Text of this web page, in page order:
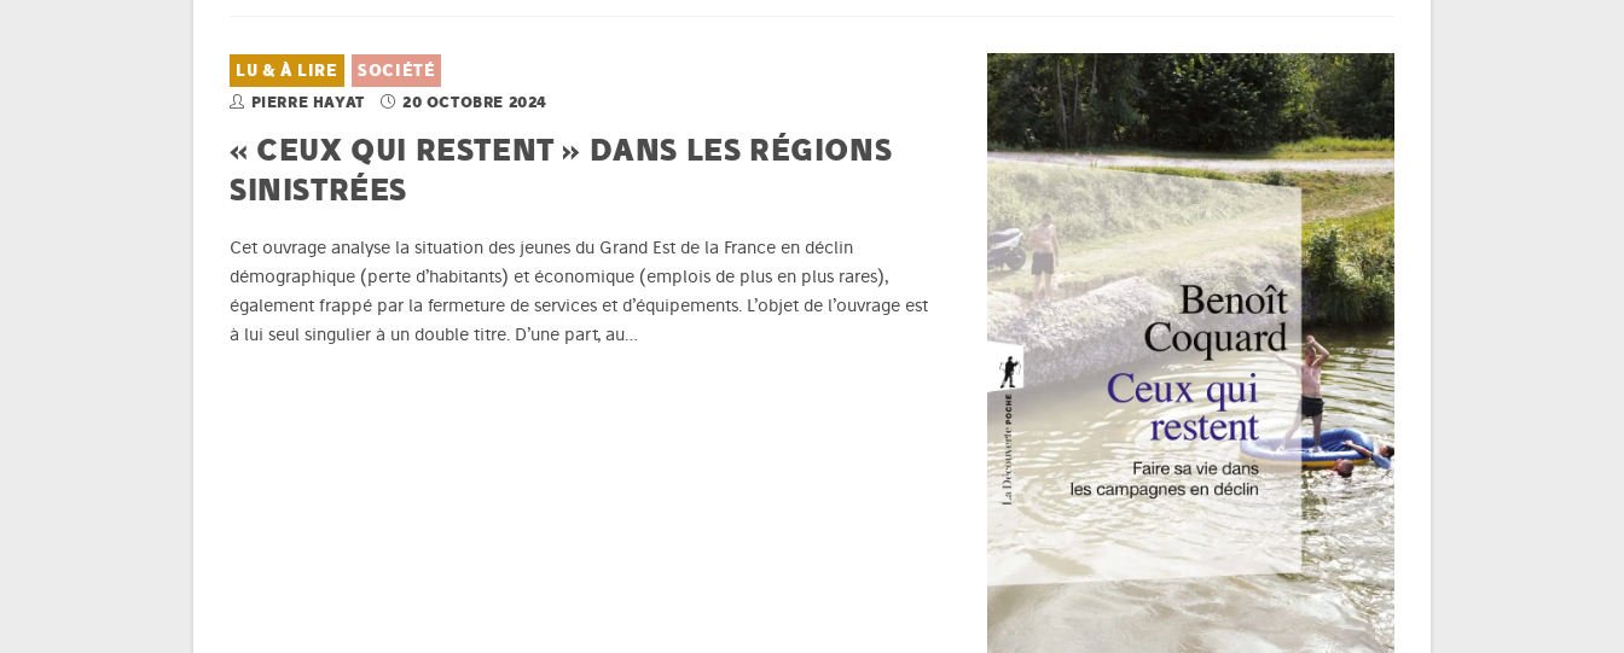
LU & À LIRE SOCIÉTÉ
PIERRE HAYAT 20 OCTOBRE 2024
« CEUX QUI RESTENT » DANS LES RÉGIONS
SINISTRÉES
Cet ouvrage analyse la situation des jeunes du Grand Est de la France en déclin
démographique (perte d’habitants) et économique (emplois de plus en plus rares),
également frappé par la fermeture de services et d’équipements. L’objet de l’ouvrage est
à lui seul singulier à un double titre. D’une part, au…